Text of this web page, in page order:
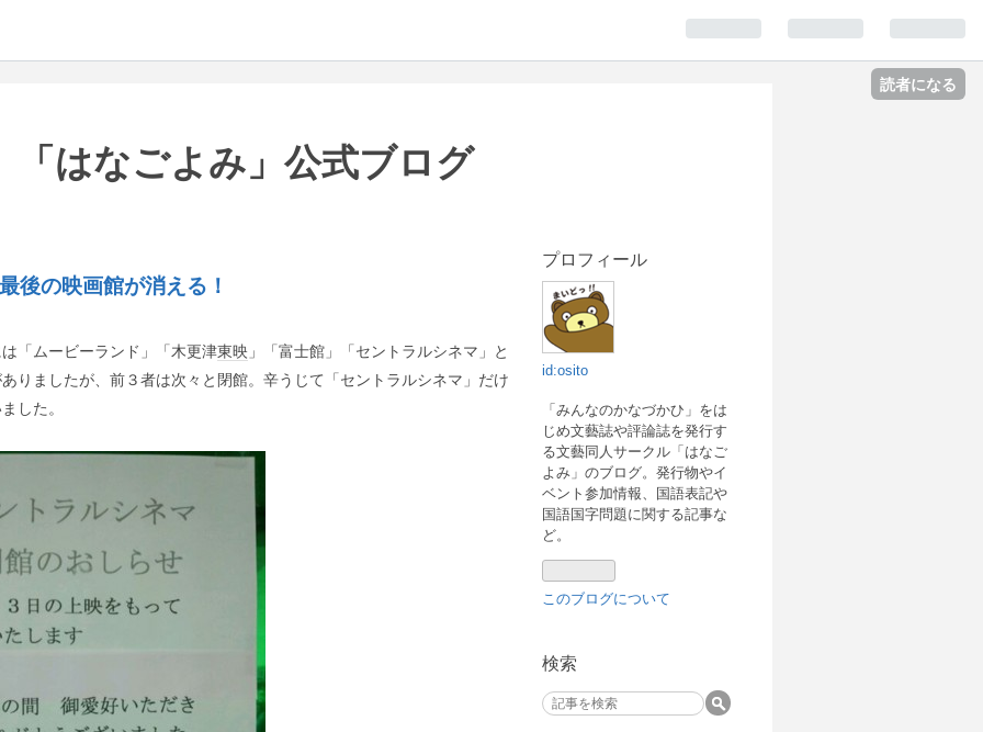
読者になる
「はなごよみ」公式ブログ
後の映画館が消える！
「ムービーランド」「木更津東映 」「富士館」「セントラルシネマ」と
りましたが、前３者は次々と閉館。辛うじて「セントラルシネマ」だけ
した。
プロフィール
id:osito
「みんなのかなづかひ」をは
じめ文藝誌や評論誌を発行す
る文藝同人サークル「はなご
よみ」のブログ。発行物やイ
ベント参加情報、国語表記や
国語国字問題に関する記事な
ど。
このブログについて
検索